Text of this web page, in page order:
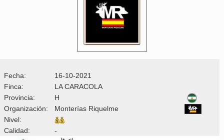
Fecha:
16-10-2021
Finca:
LA CARACOLA
Provincia:
H
Organización:
Monterías Riquelme
Nivel:
Calidad:
-